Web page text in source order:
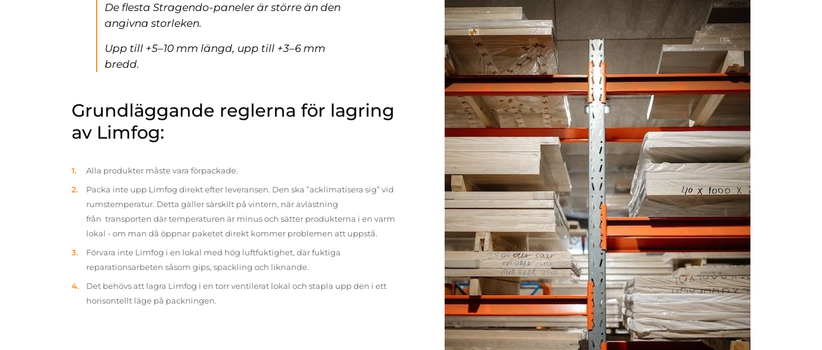
De flesta Stragendo-paneler är större än den
angivna storleken.
Upp till +5–10 mm längd, upp till +3–6 mm
bredd.
Grundläggande reglerna för lagring
av Limfog:
Alla produkter måste vara förpackade.
Packa inte upp Limfog direkt efter leveransen. Den ska ”acklimatisera sig” vid
rumstemperatur. Detta gäller särskilt på vintern, när avlastning
från transporten där temperaturen är minus och sätter produkterna i en varm
lokal - om man då öppnar paketet direkt kommer problemen att uppstå.
Förvara inte Limfog i en lokal med hög luftfuktighet, där fuktiga
reparationsarbeten såsom gips, spackling och liknande.
Det behövs att lagra Limfog i en torr ventilerat lokal och stapla upp den i ett
horisontellt läge på packningen.